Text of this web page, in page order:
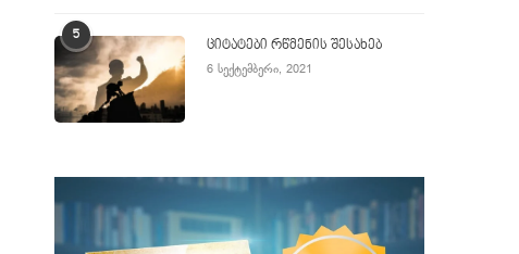
5
ციტატები რწმენის შესახებ
6 სექტემბერი, 2021